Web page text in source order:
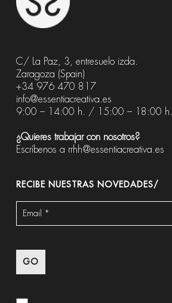
C/ La Paz, 3, entresuelo izda.
Zaragoza (Spain)
+34 976 470 817
info@essentiacreativa.es
9:00 – 14:00 h. / 15:00 – 18:00 h.
¿Quieres trabajar con nosotros?
Escríbenos a rrhh@essentiacreativa.es
RECIBE NUESTRAS NOVEDADES/